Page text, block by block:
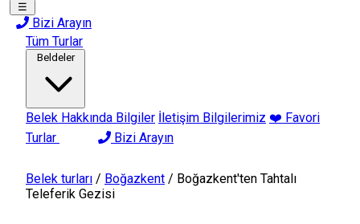
☰
Bizi Arayın
Tüm Turlar
Beldeler
Belek Hakkında Bilgiler İletişim Bilgilerimiz ❤️ Favori
Turlar
Bizi Arayın
Belek turları / Boğazkent / Boğazkent'ten Tahtalı
Teleferik Gezisi